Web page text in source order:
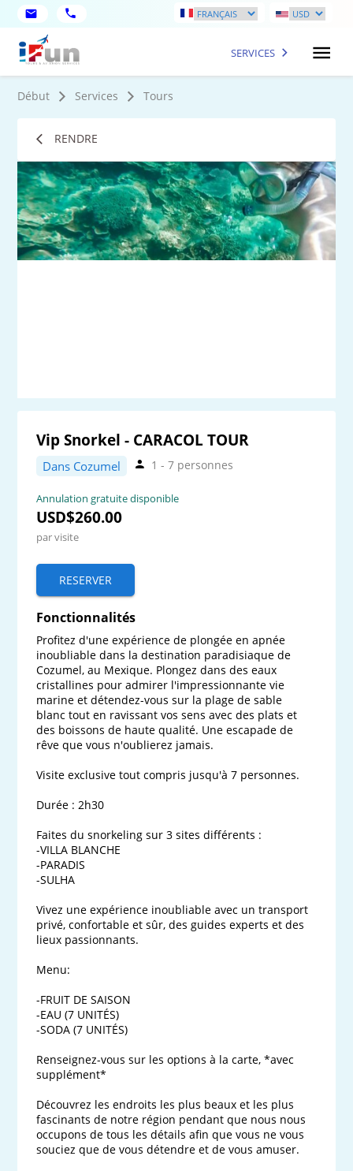
SERVICES
Début Services Tours
RENDRE
9
Vip Snorkel - CARACOL TOUR
Dans Cozumel 1 - 7 personnes
Annulation gratuite disponible
USD$260.00
par visite
RESERVER
Fonctionnalités
Profitez d'une expérience de plongée en apnée
inoubliable dans la destination paradisiaque de
Cozumel, au Mexique. Plongez dans des eaux
cristallines pour admirer l'impressionnante vie
marine et détendez-vous sur la plage de sable
blanc tout en ravissant vos sens avec des plats et
des boissons de haute qualité. Une escapade de
rêve que vous n'oublierez jamais.
Visite exclusive tout compris jusqu'à 7 personnes.
Durée : 2h30
Faites du snorkeling sur 3 sites différents :
-VILLA BLANCHE
-PARADIS
-SULHA
Vivez une expérience inoubliable avec un transport
privé, confortable et sûr, des guides experts et des
lieux passionnants.
Menu:
-FRUIT DE SAISON
-EAU (7 UNITÉS)
-SODA (7 UNITÉS)
Renseignez-vous sur les options à la carte, *avec
supplément*
Découvrez les endroits les plus beaux et les plus
fascinants de notre région pendant que nous nous
occupons de tous les détails afin que vous ne vous
souciez que de vous détendre et de vous amuser.